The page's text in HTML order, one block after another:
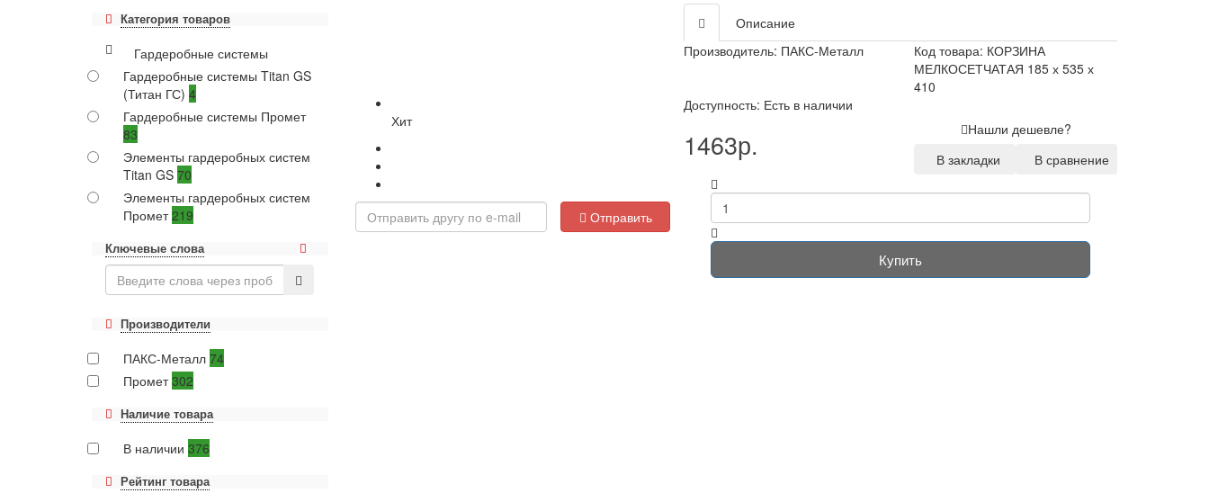
Категория товаров
Гардеробные системы
Гардеробные системы Titan GS
(Титан ГС) 4
Гардеробные системы Промет
83
Элементы гардеробных систем
Titan GS 70
Элементы гардеробных систем
Промет 219
Ключевые слова
Производители
ПАКС-Металл 74
Промет302
Наличие товара
В наличии 376
Рейтинг товара
Хит
Отправить
Описание
Производитель: ПАКС-Металл
Код товара: КОРЗИНА
МЕЛКОСЕТЧАТАЯ 185 х 535 х
410
Доступность: Есть в наличии
1463р.
Нашли дешевле?
В закладки
В сравнение
Купить